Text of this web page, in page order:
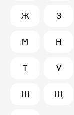
Ж З
М Н
Т У
Ш Щ